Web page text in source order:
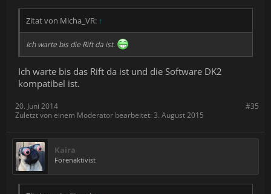
Zitat von Micha_VR: ↑
Ich warte bis die Rift da ist.
Ich warte bis das Rift da ist und die Software DK2
kompatibel ist.
#35
20. Juni 2014
Zuletzt von einem Moderator bearbeitet: 3. August 2015
Kaira
Forenaktivist